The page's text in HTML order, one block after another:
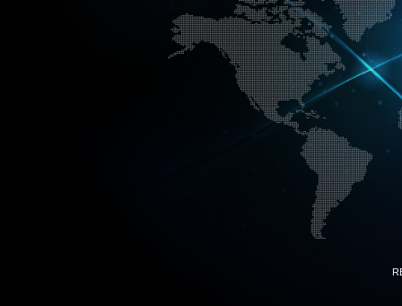
Fabriquant et distributeur français
gamme à base de LED.
led, Topledworld, top led world, top
économie énergie, edf, lumière,